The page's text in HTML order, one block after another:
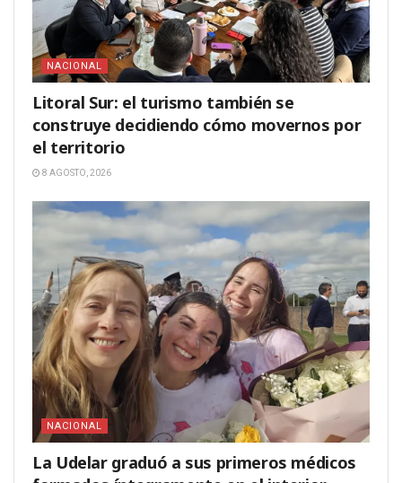
NACIONAL
Litoral Sur: el turismo también se
construye decidiendo cómo movernos por
el territorio
8 AGOSTO, 2026
NACIONAL
La Udelar graduó a sus primeros médicos